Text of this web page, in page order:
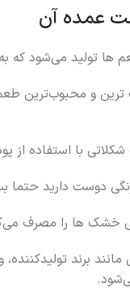
عمده آن
ها تولید می‌شود که
و محبوب‌ترین
با استفاده از پودر
دوست دارید حتما
خشک ها را مصرف
برند